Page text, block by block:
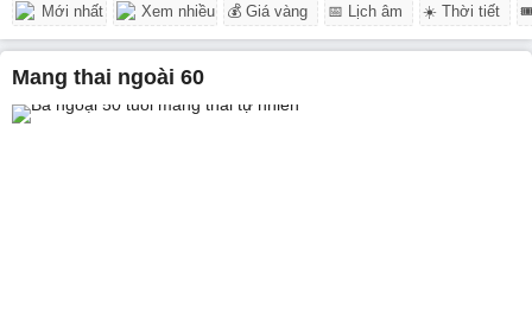
Mới nhất Xem nhiều 💰 Giá vàng 📅 Lịch âm ☀️ Thời tiết
mang thai ngoài 60